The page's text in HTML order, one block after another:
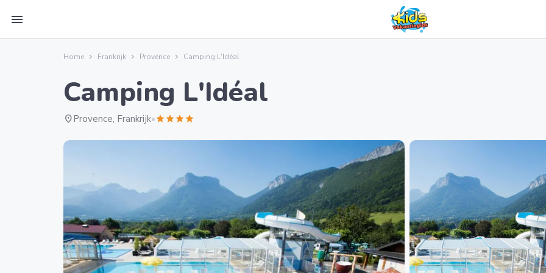
menu
Home Frankrijk Provence Camping L'Idéal
Camping L'Idéal
location_onProvence, Frankrijk•starstarstarstar